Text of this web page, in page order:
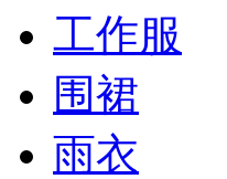
工作服
围裙
雨衣